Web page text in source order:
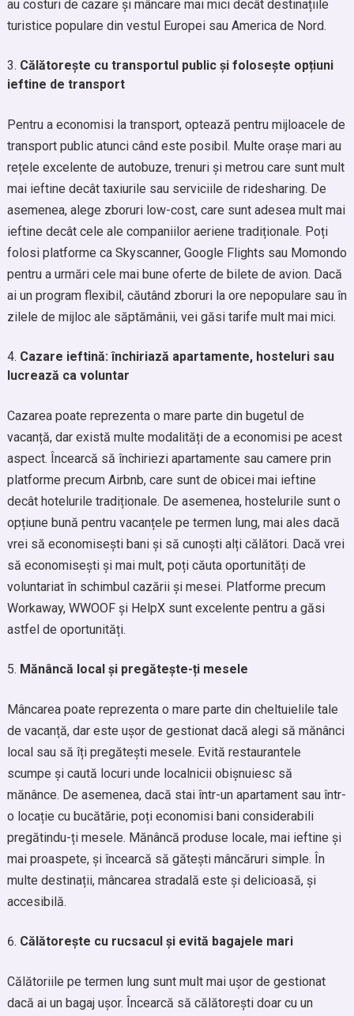
au costuri de cazare și mâncare mai mici decât destinațiile
turistice populare din vestul Europei sau America de Nord.
Călătorește cu transportul public și folosește opțiuni
ieftine de transport
Pentru a economisi la transport, optează pentru mijloacele de
transport public atunci când este posibil. Multe orașe mari au
rețele excelente de autobuze, trenuri și metrou care sunt mult
mai ieftine decât taxiurile sau serviciile de ridesharing. De
asemenea, alege zboruri low-cost, care sunt adesea mult mai
ieftine decât cele ale companiilor aeriene tradiționale. Poți
folosi platforme ca Skyscanner, Google Flights sau Momondo
pentru a urmări cele mai bune oferte de bilete de avion. Dacă
ai un program flexibil, căutând zboruri la ore nepopulare sau în
zilele de mijloc ale săptămânii, vei găsi tarife mult mai mici.
Cazare ieftină: închiriază apartamente, hosteluri sau
lucrează ca voluntar
Cazarea poate reprezenta o mare parte din bugetul de
vacanță, dar există multe modalități de a economisi pe acest
aspect. Încearcă să închiriezi apartamente sau camere prin
platforme precum Airbnb, care sunt de obicei mai ieftine
decât hotelurile tradiționale. De asemenea, hostelurile sunt o
opțiune bună pentru vacanțele pe termen lung, mai ales dacă
vrei să economisești bani și să cunoști alți călători. Dacă vrei
să economisești și mai mult, poți căuta oportunități de
voluntariat în schimbul cazării și mesei. Platforme precum
Workaway, WWOOF și HelpX sunt excelente pentru a găsi
astfel de oportunități.
Mănâncă local și pregătește-ți mesele
Mâncarea poate reprezenta o mare parte din cheltuielile tale
de vacanță, dar este ușor de gestionat dacă alegi să mănânci
local sau să îți pregătești mesele. Evită restaurantele
scumpe și caută locuri unde localnicii obișnuiesc să
mănânce. De asemenea, dacă stai într-un apartament sau într-
o locație cu bucătărie, poți economisi bani considerabili
pregătindu-ți mesele. Mănâncă produse locale, mai ieftine și
mai proaspete, și încearcă să gătești mâncăruri simple. În
multe destinații, mâncarea stradală este și delicioasă, și
accesibilă.
Călătorește cu rucsacul și evită bagajele mari
Călătoriile pe termen lung sunt mult mai ușor de gestionat
dacă ai un bagaj ușor. Încearcă să călătorești doar cu un